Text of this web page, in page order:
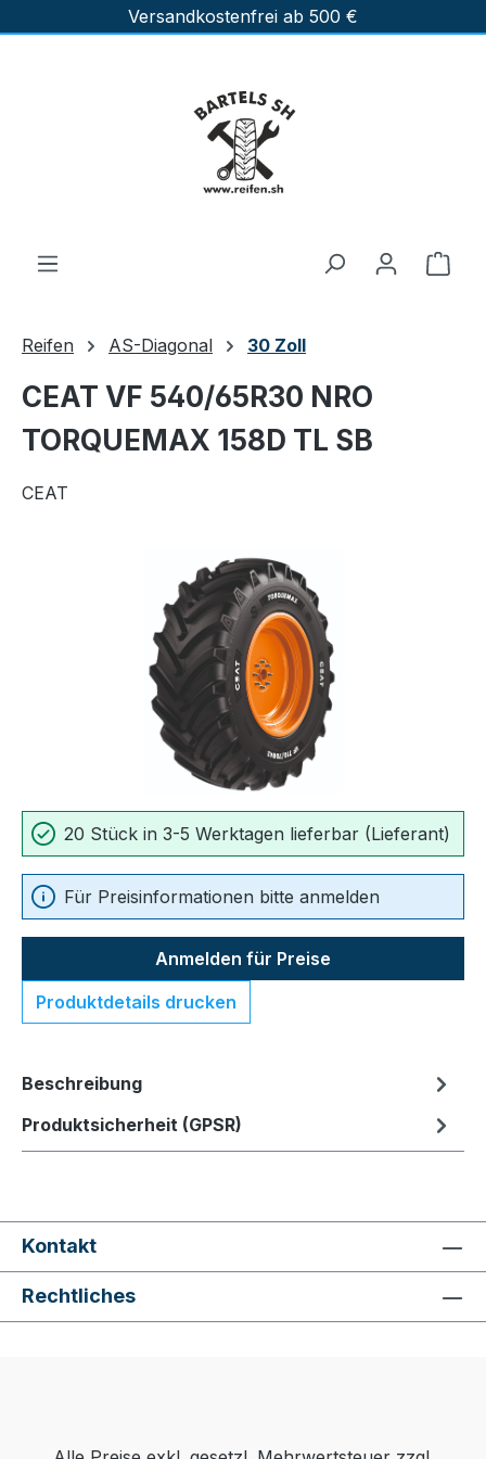
Zum Hauptinhalt springenVersandkostenfrei ab 500 €
Reifen AS-Diagonal 30 Zoll
CEAT VF 540/65R30 NRO
TORQUEMAX 158D TL SB
CEAT
Bildergalerie überspringen
20 Stück in 3-5 Werktagen lieferbar (Lieferant)
Für Preisinformationen bitte anmelden
Anmelden für Preise
Produktdetails drucken
Beschreibung
Produktsicherheit (GPSR)
Kontakt
Rechtliches